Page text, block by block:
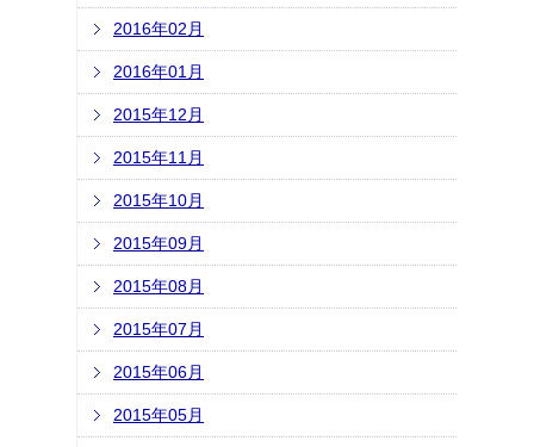
2016年02月
2016年01月
2015年12月
2015年11月
2015年10月
2015年09月
2015年08月
2015年07月
2015年06月
2015年05月